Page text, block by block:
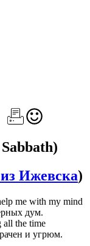
Ижевска)
me with my mind
дум.
all the time
и угрюм.